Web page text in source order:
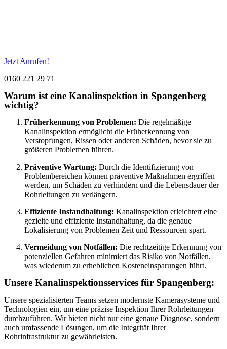
Jetzt Anrufen!
0160 221 29 71
Warum ist eine Kanalinspektion in Spangenberg
wichtig?
Früherkennung von Problemen: Die regelmäßige
Kanalinspektion ermöglicht die Früherkennung von
Verstopfungen, Rissen oder anderen Schäden, bevor sie zu
größeren Problemen führen.
Präventive Wartung: Durch die Identifizierung von
Problembereichen können präventive Maßnahmen ergriffen
werden, um Schäden zu verhindern und die Lebensdauer der
Rohrleitungen zu verlängern.
Effiziente Instandhaltung: Kanalinspektion erleichtert eine
gezielte und effiziente Instandhaltung, da die genaue
Lokalisierung von Problemen Zeit und Ressourcen spart.
Vermeidung von Notfällen: Die rechtzeitige Erkennung von
potenziellen Gefahren minimiert das Risiko von Notfällen,
was wiederum zu erheblichen Kosteneinsparungen führt.
Unsere Kanalinspektionsservices für Spangenberg:
Unsere spezialisierten Teams setzen modernste Kamerasysteme und
Technologien ein, um eine präzise Inspektion Ihrer Rohrleitungen
durchzuführen. Wir bieten nicht nur eine genaue Diagnose, sondern
auch umfassende Lösungen, um die Integrität Ihrer
Rohrinfrastruktur zu gewährleisten.